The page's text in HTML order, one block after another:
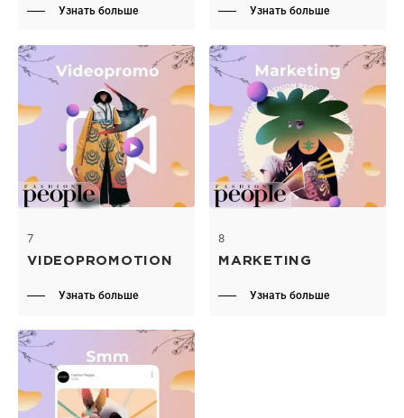
Узнать больше Узнать больше
7
VIDEOPROMOTION
Узнать больше
8
MARKETING
Узнать больше